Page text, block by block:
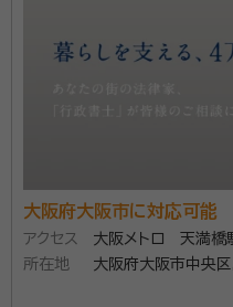
します。
大阪府大阪市に対応可能
アクセス
大阪メトロ 天満
所在地
大阪府大阪市中央区島町１